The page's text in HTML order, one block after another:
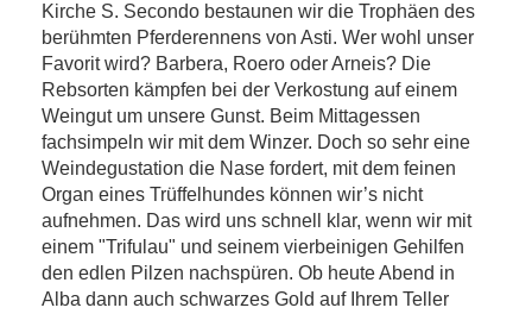
Kirche S. Secondo bestaunen wir die Trophäen des
berühmten Pferderennens von Asti. Wer wohl unser
Favorit wird? Barbera, Roero oder Arneis? Die
Rebsorten kämpfen bei der Verkostung auf einem
Weingut um unsere Gunst. Beim Mittagessen
fachsimpeln wir mit dem Winzer. Doch so sehr eine
Weindegustation die Nase fordert, mit dem feinen
Organ eines Trüffelhundes können wir’s nicht
aufnehmen. Das wird uns schnell klar, wenn wir mit
einem "Trifulau" und seinem vierbeinigen Gehilfen
den edlen Pilzen nachspüren. Ob heute Abend in
Alba dann auch schwarzes Gold auf Ihrem Teller